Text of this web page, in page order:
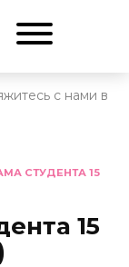
с нами в
СТУДЕНТА 15
15